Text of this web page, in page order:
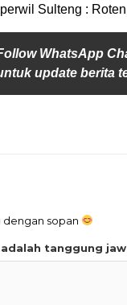
Sulteng : Roten
WhatsApp
update berita
sopan
tanggung